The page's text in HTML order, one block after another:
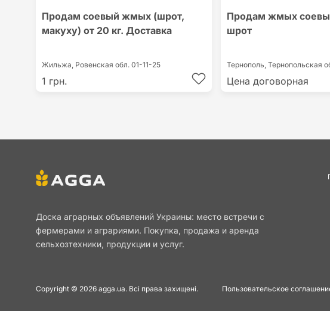
Продам соевый жмых (шрот,
макуху) от 20 кг. Доставка
Жильжа, Ровенская обл. 01-11-25
1 грн.
Продам жмых
шрот
Тернополь, Тернопольская
Цена договорная
Доска аграрных объявлений Украины: место встречи с
фермерами и аграриями. Покупка, продажа и аренда
сельхозтехники, продукции и услуг.
Copyright © 2026 agga.ua. Всі права захищені. Пользовательское